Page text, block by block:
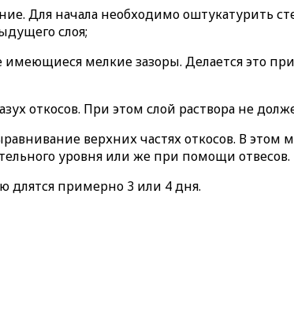
Для начала необходимо оштукатурить
слоя;
имеющиеся мелкие зазоры. Делается
откосов. При этом слой раствора не
верхних частях откосов. В
уровня или же при помощи отвесов.
длятся примерно 3 или 4 дня.